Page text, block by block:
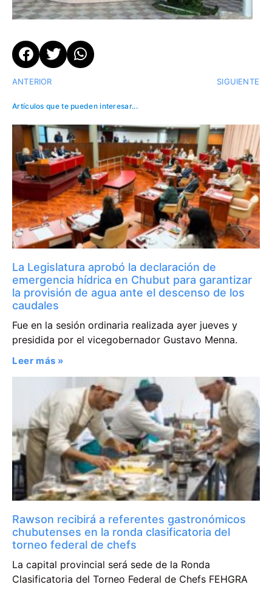
ANTERIOR SIGUIENTE
Artículos que te pueden interesar...
La Legislatura aprobó la declaración de
emergencia hídrica en Chubut para garantizar
la provisión de agua ante el descenso de los
caudales
Fue en la sesión ordinaria realizada ayer jueves y
presidida por el vicegobernador Gustavo Menna.
Leer más »
Rawson recibirá a referentes gastronómicos
chubutenses en la ronda clasificatoria del
torneo federal de chefs
La capital provincial será sede de la Ronda
Clasificatoria del Torneo Federal de Chefs FEHGRA